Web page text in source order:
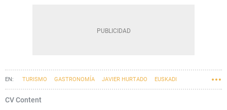
TURISMO GASTRONOMÍA JAVIER HURTADO EUSKADI
CV Content